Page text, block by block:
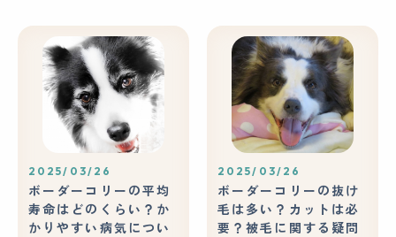
2025/03/26
ボーダーコリーの平均
寿命はどのくらい？か
かりやすい病気につい
2025/03/26
ボーダーコリーの抜け
毛は多い？カットは必
要？被毛に関する疑問